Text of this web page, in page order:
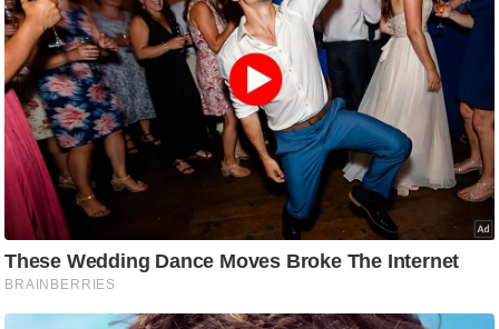
मं
त्रा
रि
ले
श
न
शि
प
रा
ज
नी